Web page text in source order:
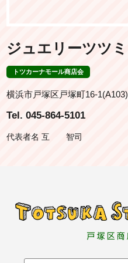
ジュエリーツツミ
トツカーナモール商店会
横浜市戸塚区戸塚町16-1(A103)
Tel. 045-864-5101
代表者名 互 智司